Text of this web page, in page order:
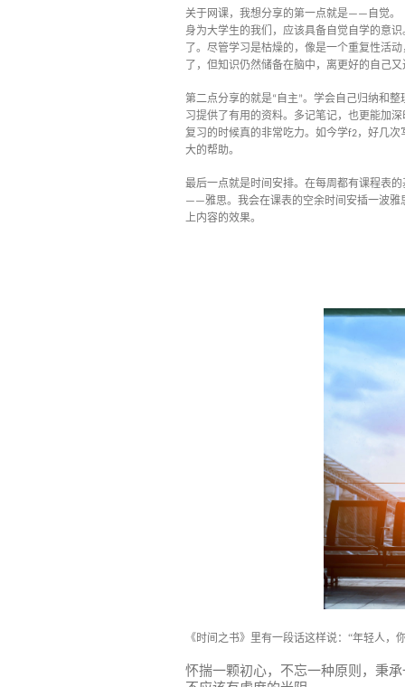
关于网课，我想分享的第一点就是—— 自觉。
身为大学生的我们，应该具备自觉自学的意
了。尽管学习是枯燥的，像是一个重复性活
了，但知识仍然储备在脑中，离更好的自己
第二点分享的就是“ 自主”。学会自己归纳和整
习提供了有用的资料。多记笔记，也更能加
复习的时候真的非常吃力。如今学f2，好几次
大的帮助。
最后一点就是时间安排。在每周都有课程表
——雅思。我会在课表的空余时间安插一波
上内容的效果。
《时间之书》里有一段话这样说：“年轻人
怀揣一颗初心，不忘一种原则，秉